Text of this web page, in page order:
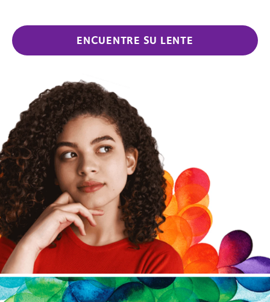
ENCUENTRE SU LENTE